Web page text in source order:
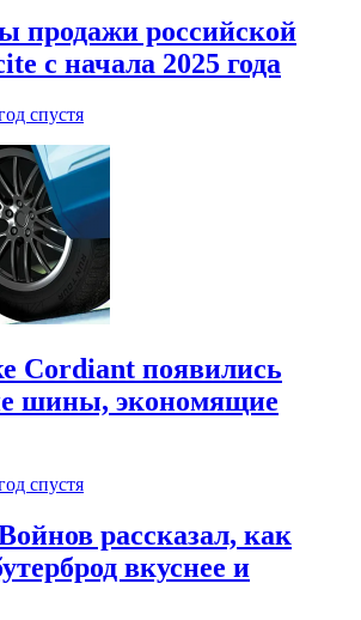
продажи российской
с начала 2025 года
спустя
Cordiant появились
шины, экономящие
спустя
рассказал, как
вкуснее и